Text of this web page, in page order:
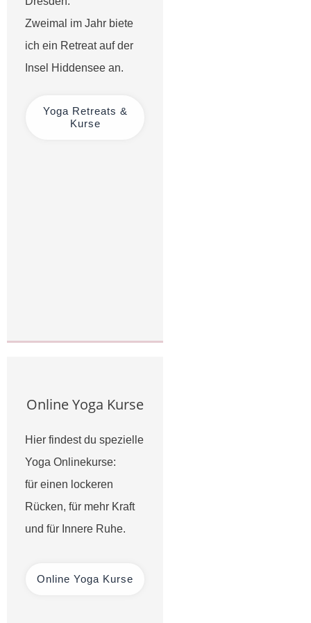
Zweimal im Jahr biete
ich ein Retreat auf der
Insel Hiddensee an.
Yoga Retreats &
Kurse
Online Yoga Kurse
Hier findest du spezielle
Yoga Onlinekurse:
für einen lockeren
Rücken, für mehr Kraft
und für Innere Ruhe.
Online Yoga Kurse